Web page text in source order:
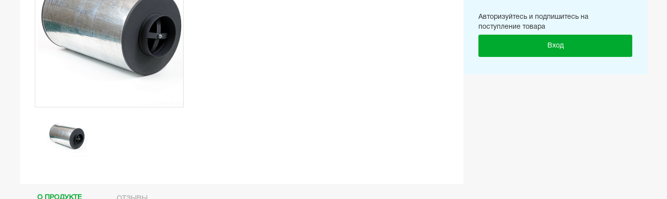
Авторизуйтесь и подпишитесь на
поступление товара
Вход